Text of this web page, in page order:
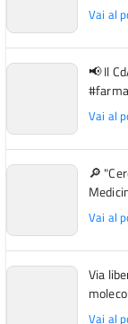
Vai al
📢 Il
Vai al
🔎
Vai al
Via
Vai al